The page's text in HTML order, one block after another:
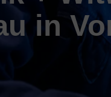
in